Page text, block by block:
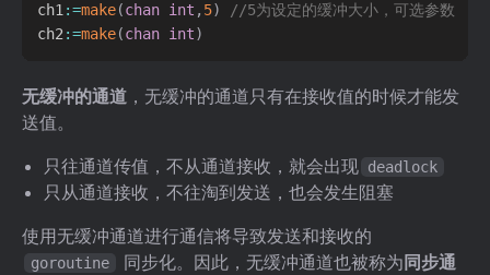
ch1 :=make(chan int , 5)
//5为设定的缓冲大小，可选参数
ch2 :=make(chan int)
无缓冲的通道 ，无缓冲的通道只有在接收值的时候才能发
送值。
只往通道传值，不从通道接收，就会出现 deadlock
只从通道接收，不往淘到发送，也会发生阻塞
使用无缓冲通道进行通信将导致发送和接收的
goroutine 同步化。因此，无缓冲通道也被称为 同步通